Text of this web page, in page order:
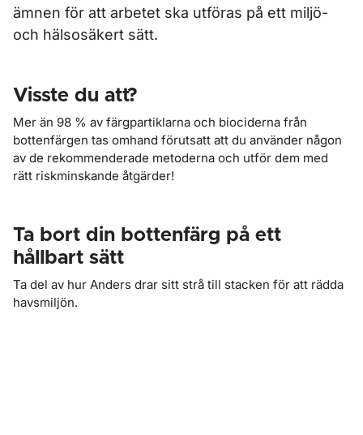
ämnen för att arbetet ska utföras på ett miljö-
och hälsosäkert sätt.
Visste du att?
Mer än 98 % av färgpartiklarna och biociderna från
bottenfärgen tas omhand förutsatt att du använder någon
av de rekommenderade metoderna och utför dem med
rätt riskminskande åtgärder!
Ta bort din bottenfärg på ett
hållbart sätt
Ta del av hur Anders drar sitt strå till stacken för att rädda
havsmiljön.